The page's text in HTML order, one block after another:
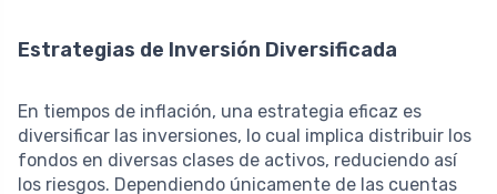
Estrategias de Inversión Diversificada
En tiempos de inflación, una estrategia eficaz es
diversificar las inversiones, lo cual implica distribuir los
fondos en diversas clases de activos, reduciendo así
los riesgos. Dependiendo únicamente de las cuentas